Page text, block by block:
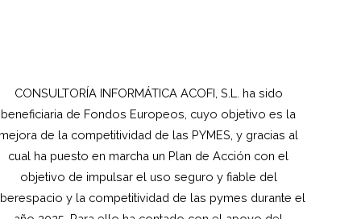
CONSULTORÍA INFORMÁTICA ACOFI, S.L. ha sido
beneficiaria de Fondos Europeos, cuyo objetivo es la
de la competitividad de las PYMES, y gracias al
cual ha puesto en marcha un Plan de Acción con el
objetivo de impulsar el uso seguro y fiable del
y la competitividad de las pymes durante el